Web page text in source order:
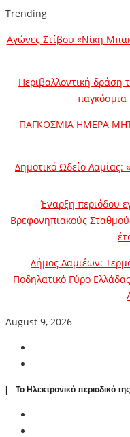
Trending
Αγώνες Στίβου «Νίκη
Περιβαλλοντική
παγκόσμια
ΠΑΓΚΟΣΜΙΑ ΗΜΕΡΑ
Δημοτικό Ωδείο
Έναρξη περιόδου
Βρεφονηπιακούς
Δήμος Λαμιέων:
Ποδηλατικό Γύρο
August 9, 2026
| To Ηλεκτρονικό περιοδικό